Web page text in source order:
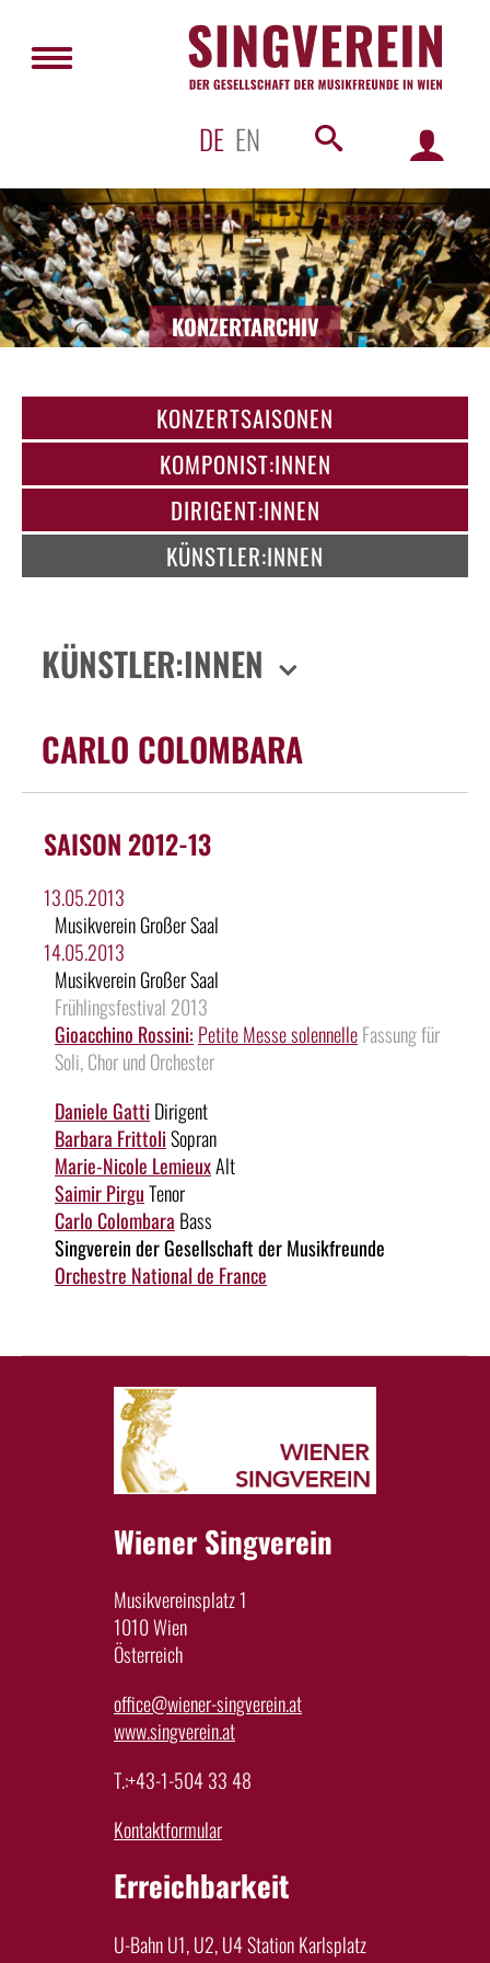
DE EN
KONZERTARCHIV
KONZERTSAISONEN
KOMPONIST:INNEN
DIRIGENT:INNEN
KÜNSTLER:INNEN
KÜNSTLER:INNEN
CARLO COLOMBARA
SAISON 2012-13
13.05.2013
Musikverein Großer Saal
14.05.2013
Musikverein Großer Saal
Frühlingsfestival 2013
Gioacchino Rossini: Petite Messe solennelleFassung für
Soli, Chor und Orchester
Daniele Gatti Dirigent
Barbara FrittoliSopran
Marie-Nicole LemieuxAlt
Saimir PirguTenor
Carlo Colombara Bass
Singverein der Gesellschaft der Musikfreunde
Orchestre National de France
Wiener Singverein
Musikvereinsplatz 1
1010 Wien
Österreich
office@wiener-singverein.at
www.singverein.at
T.:+43-1-504 33 48
Kontaktformular
Erreichbarkeit
U-Bahn U1, U2, U4 Station Karlsplatz